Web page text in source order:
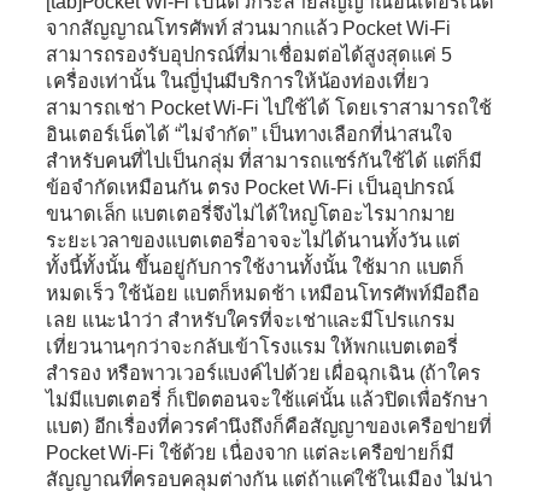
จากสัญญาณโทรศัพท์ ส่วนมากแล้ว Pocket Wi-Fi
สามารถรองรับอุปกรณ์ที่มาเชื่อมต่อได้สูงสุดแค่ 5
เครื่องเท่านั้น ในญี่ปุ่นมีบริการให้น้องท่องเที่ยว
สามารถเช่า Pocket Wi-Fi ไปใช้ได้ โดยเราสามารถใช้
อินเตอร์เน็ตได้ “ไม่จำกัด” เป็นทางเลือกที่น่าสนใจ
สำหรับคนที่ไปเป็นกลุ่ม ที่สามารถแชร์กันใช้ได้ แต่ก็มี
ข้อจำกัดเหมือนกัน ตรง Pocket Wi-Fi เป็นอุปกรณ์
ขนาดเล็ก แบตเตอรี่จึงไม่ได้ใหญ่โตอะไรมากมาย
ระยะเวลาของแบตเตอรี่อาจจะไม่ได้นานทั้งวัน แต่
ทั้งนี้ทั้งนั้น ขึ้นอยู่กับการใช้งานทั้งนั้น ใช้มาก แบตก็
หมดเร็ว ใช้น้อย แบตก็หมดช้า เหมือนโทรศัพท์มือถือ
เลย แนะนำว่า สำหรับใครที่จะเช่าและมีโปรแกรม
เที่ยวนานๆกว่าจะกลับเข้าโรงแรม ให้พกแบตเตอรี่
สำรอง หรือพาวเวอร์แบงค์ไปด้วย เผื่อฉุกเฉิน (ถ้าใคร
ไม่มีแบตเตอรี่ ก็เปิดตอนจะใช้แค่นั้น แล้วปิดเพื่อรักษา
แบต) อีกเรื่องที่ควรคำนึงถึงก็คือสัญญาของเครือข่ายที่
Pocket Wi-Fi ใช้ด้วย เนื่องจาก แต่ละเครือข่ายก็มี
สัญญาณที่ครอบคลุมต่างกัน แต่ถ้าแค่ใช้ในเมือง ไม่น่า